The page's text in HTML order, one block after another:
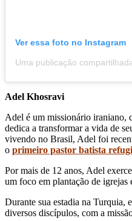
Ver essa foto no Instagram
Adel Khosravi
Adel é um missionário iraniano,
dedica a transformar a vida de
vivendo no Brasil, Adel foi
o primeiro pastor batista
Por mais de 12 anos, Adel
um foco em plantação de
Durante sua estadia na Turquia,
diversos discípulos, com a